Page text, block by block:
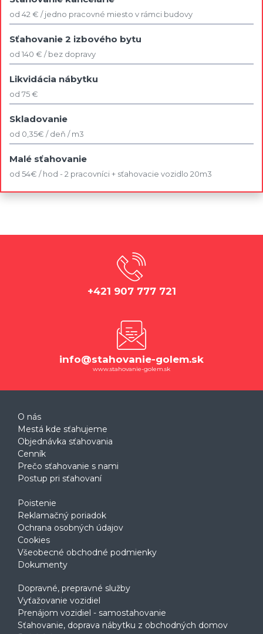
od 42 € / jedno pracovné miesto v rámci budovy
Sťahovanie 2 izbového bytu
od 140 € / bez dopravy
Likvidácia nábytku
od 75 €
Skladovanie
od 0,35€ / deň / m3
Malé sťahovanie
od 54€ / hod - 2 pracovníci + sťahovacie vozidlo 20m3
+421 907 777 721
info@stahovanie-golem.sk
www.stahovanie-golem.sk
O nás
Mestá kde sťahujeme
Objednávka sťahovania
Cenník
Prečo sťahovanie s nami
Postup pri sťahovaní
Poistenie
Reklamačný poriadok
Ochrana osobných údajov
Cookies
Všeobecné obchodné podmienky
Dokumenty
Dopravné, prepravné služby
Vyťažovanie vozidiel
Prenájom vozidiel - samostahovanie
Sťahovanie, doprava nábytku z obchodných domov